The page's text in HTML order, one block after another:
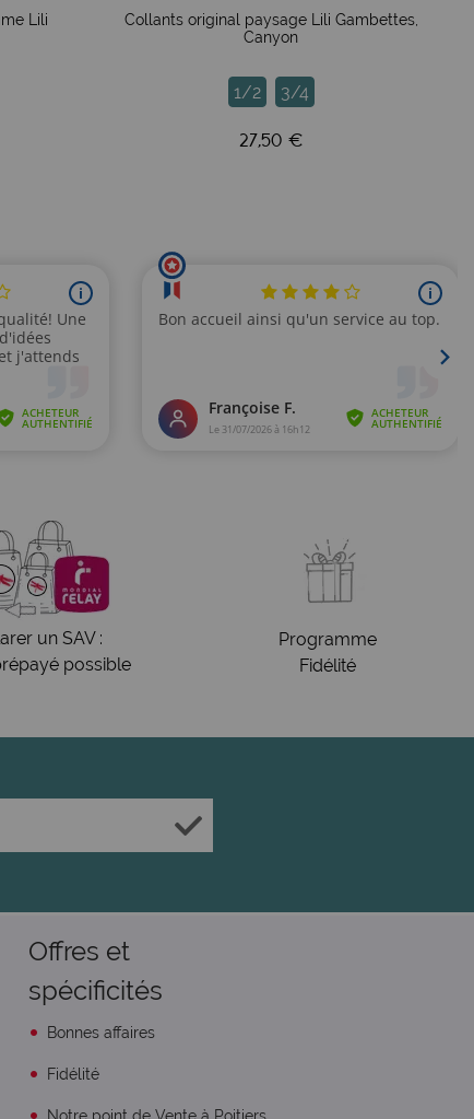
Lili
Collants original paysage Lili Gambettes,
Canyon
1/2 3/4
27,50 €
un SAV :
possible
Programme
Fidélité
Offres et
spécificités
Bonnes affaires
Fidélité